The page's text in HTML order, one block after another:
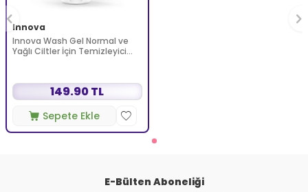
Innova
Innova Wash Gel Normal ve
Yağlı Ciltler İçin Temizleyici
149.90 TL
Sepete Ekle
E-Bülten Aboneliği